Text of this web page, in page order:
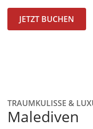
JETZT BUCHEN
TRAUMKULISSE &
Malediven